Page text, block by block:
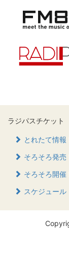
ラジパスチケット
とれたて情報
そろそろ発売
そろそろ開催
スケジュール